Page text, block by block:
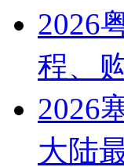
2026
程、
2026
大陆